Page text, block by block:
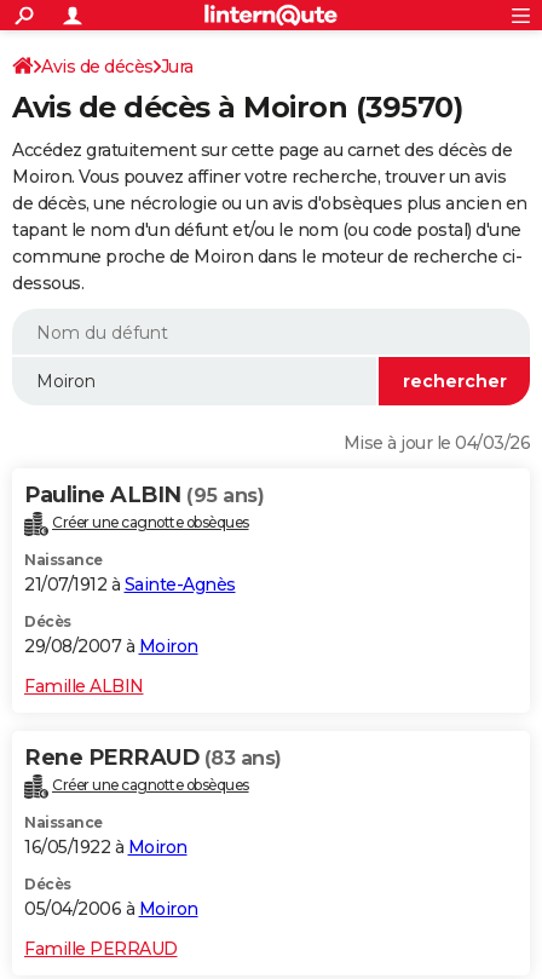
ACTUALITÉS
Politique
Société
Faits Divers
Education
Monde
Villes
+
SPORT
Coupe du monde 2026
Football
Tennis
Cyclisme
Rugby
Forum
Programme TV
TNTStreaming
Cinéma
Sorties cinéma
Musique
+
FINANCE
Retraite
Epargne
Immobilier
Risques naturels par ville
Assurance
AUTO
Essais
Réserver un essai
Citadines
Berlines
SUV
Forum auto
+
HIGH-TECH
BRICOLAGE
WEEK-END
Alimentation
Guide de la santé
Maladies
Médicaments
Sommeil
VOYAGE
Destinations
City break
Voyage nature
Voyage de noces
Forum
Climat
+PHOTO
GUIDES D'ACHAT
Carte de Noël
Carte Bonne année
Carte Saint-Valentin
Carte Pâques
Carte d'anniversaire
DICTIONNAIRE
Dictionnaire
Biographies
Citations
Expressions
Proverbes
PROGRAMME TV
S'inscrire
Se connecter
Lycées
Collèges
Primaires
Universités
Entreprises
Service militaire
Avis de recherche
AVIS DE DÉCÈS
FORUM
Avis de décès Jura
Avis de décès à Moiron (39570)
Accédez gratuitement sur cette page au carnet des décès de
Moiron. Vous pouvez affiner votre recherche, trouver un avis
de décès, une nécrologie ou un avis d'obsèques plus ancien en
tapant le nom d'un défunt et/ou le nom (ou code postal) d'une
commune proche de Moiron dans le moteur de recherche ci-
dessous.
Mise à jour le 04/03/26
Pauline ALBIN (95 ans)
Créer une cagnotte obsèques
Naissance
21/07/1912 à Sainte-Agnès
Décès
29/08/2007 à Moiron
Famille ALBIN
Rene PERRAUD (83 ans)
Créer une cagnotte obsèques
Naissance
16/05/1922 à Moiron
Décès
05/04/2006 à Moiron
Famille PERRAUD